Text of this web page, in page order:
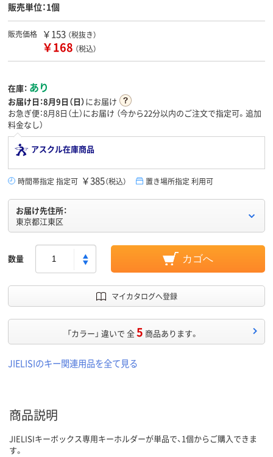
販売単位：1個
販売価格 ￥153 （税抜き）
￥168 （税込）
在庫： あり
お届け日：8月9日（日）にお届け
お急ぎ便：8月8日（土）にお届け （今から22分以内のご注文で指定可。追加
料金なし）
アスクル在庫商品
時間帯指定 指定可 ￥385（税込） 置き場所指定 利用可
お届け先住所：
東京都江東区
数量 カゴへ
マイカタログへ登録
「カラー」 違いで 全5 商品あります。
JIELISIのキー関連用品を全て見る
商品説明
JIELISIキーボックス専用キーホルダーが単品で、1個からご購入できま
す。